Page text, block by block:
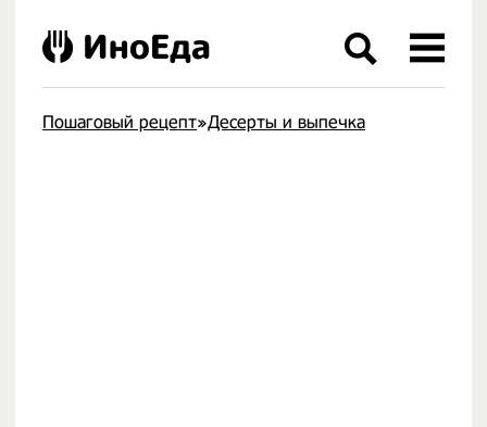
Пошаговый рецепт»Десерты и выпечка
ИноЕда